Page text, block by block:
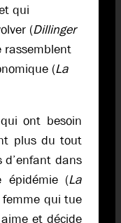
qui
(Dillinger
rassemblent
(La
ont besoin
plus du tout
d’enfant dans
épidémie (La
qui tue
et décide